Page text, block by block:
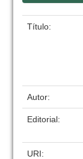
Título:
Autor:
Editorial:
URI: